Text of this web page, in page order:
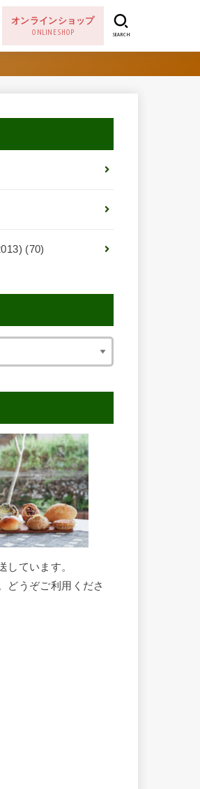
オンラインショップ
ONLINE SHOP SEARCH
(70)
しています。
どうぞご利用くださ